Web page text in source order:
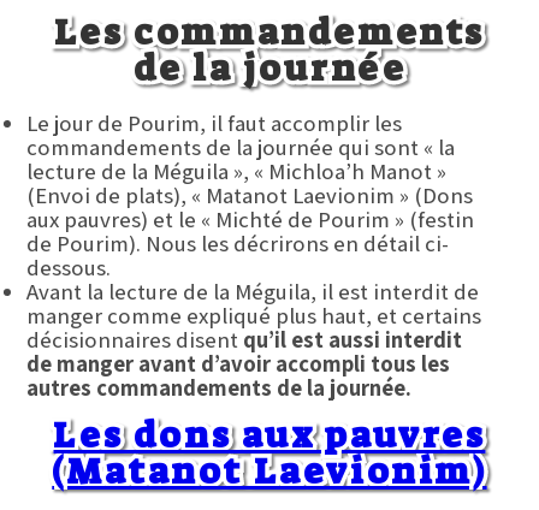
Les commandements
de la journée
Le jour de Pourim, il faut accomplir les
commandements de la journée qui sont « la
lecture de la Méguila », « Michloa’h Manot »
(Envoi de plats), « Matanot Laevionim » (Dons
aux pauvres) et le « Michté de Pourim » (festin
de Pourim). Nous les décrirons en détail ci-
dessous.
Avant la lecture de la Méguila, il est interdit de
manger comme expliqué plus haut, et certains
décisionnaires disent qu’il est aussi interdit
de manger avant d’avoir accompli tous les
autres commandements de la journée.
Les dons aux pauvres
(Matanot Laevionim)